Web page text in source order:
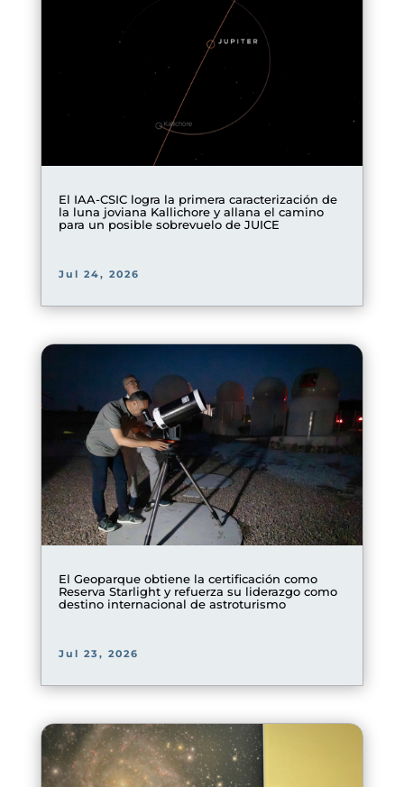
El IAA-CSIC logra la primera caracterización de
la luna joviana Kallichore y allana el camino
para un posible sobrevuelo de JUICE
Jul 24, 2026
El Geoparque obtiene la certificación como
Reserva Starlight y refuerza su liderazgo como
destino internacional de astroturismo
Jul 23, 2026